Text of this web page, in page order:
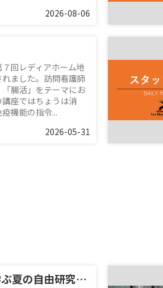
2026-08-06
回レディアホーム地
ました。訪問看護師
腸活」をテーマにお
座ではちょうは消
機能の指令...
2026-05-31
ふれあい下水道館で学ぶ夏の自由研究！小学生におすすめの親子お出かけスポット